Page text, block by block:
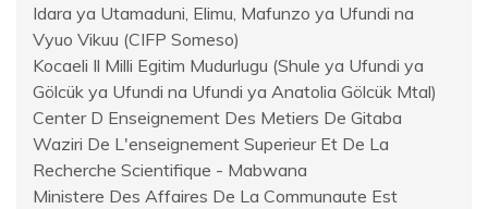
Idara ya Utamaduni, Elimu, Mafunzo ya Ufundi na
Vyuo Vikuu (CIFP Someso)
Kocaeli Il Milli Egitim Mudurlugu (Shule ya Ufundi ya
Gölcük ya Ufundi na Ufundi ya Anatolia Gölcük Mtal)
Center D Enseignement Des Metiers De Gitaba
Waziri De L'enseignement Superieur Et De La
Recherche Scientifique - Mabwana
Ministere Des Affaires De La Communaute Est